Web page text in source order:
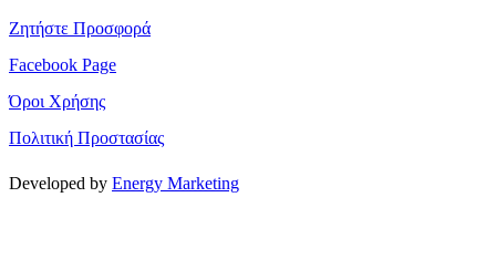
Ζητήστε Προσφορά
Facebook Page
Όροι Χρήσης
Πολιτική Προστασίας
Developed by Energy Marketing